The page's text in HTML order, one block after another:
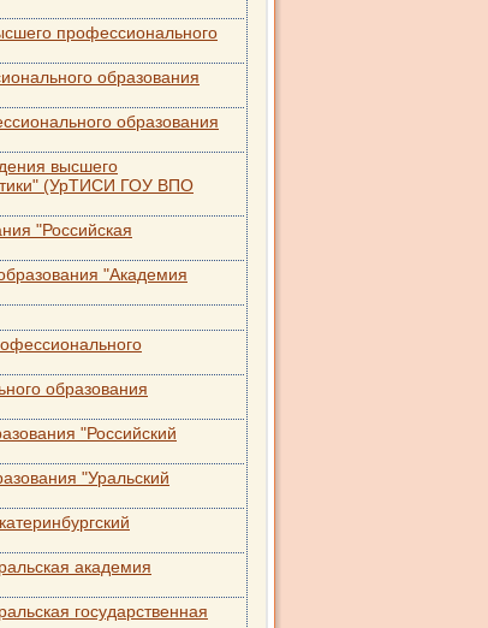
профессионального
образования
образования
высшего
(УрТИСИ ГОУ ВПО
"Российская
"Академия
образования
"Российский
"Уральский
академия
государственная